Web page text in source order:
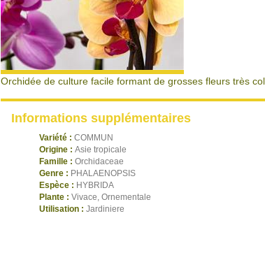
Orchidée de culture facile formant de grosses fleurs très
Informations supplémentaires
Variété : COMMUN
Origine : Asie tropicale
Famille : Orchidaceae
Genre : PHALAENOPSIS
Espèce : HYBRIDA
Plante : Vivace, Ornementale
Utilisation : Jardiniere